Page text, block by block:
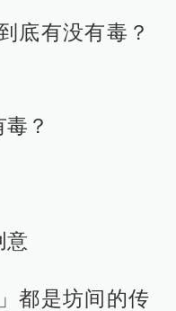
底有没有毒？
？
意
都是坊间的传